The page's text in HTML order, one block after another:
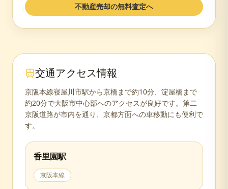
不動産売却の無料査定へ
交通アクセス情報
京阪本線寝屋川市駅から京橋まで約10分、淀屋橋まで
約20分で大阪市中心部へのアクセスが良好です。第二
京阪道路が市内を通り、京都方面への車移動にも便利で
す。
香里園駅
京阪本線